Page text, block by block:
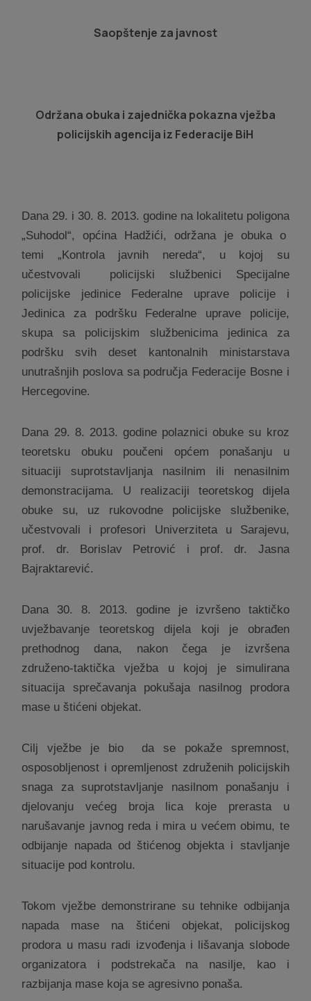
Saopštenje za javnost
Održana obuka i zajednička pokazna vježba
policijskih agencija iz Federacije BiH
Dana 29. i 30. 8. 2013. godine na lokalitetu poligona
„Suhodol“, općina Hadžići, održana je obuka o
temi „Kontrola javnih nereda“, u kojoj su
učestvovali
policijski službenici Specijalne
policijske jedinice Federalne uprave policije i
Jedinica za podršku Federalne uprave policije,
skupa sa policijskim službenicima jedinica za
podršku svih deset kantonalnih ministarstava
unutrašnjih poslova sa područja Federacije Bosne i
Hercegovine.
Dana 29. 8. 2013. godine polaznici obuke su kroz
teoretsku obuku poučeni općem ponašanju u
situaciji suprotstavljanja nasilnim ili nenasilnim
demonstracijama. U realizaciji teoretskog dijela
obuke su, uz rukovodne policijske službenike,
učestvovali i profesori Univerziteta u Sarajevu,
prof. dr. Borislav Petrović i prof. dr. Jasna
Bajraktarević.
Dana 30. 8. 2013. godine je izvršeno taktičko
uvježbavanje teoretskog dijela koji je obrađen
prethodnog dana, nakon čega je izvršena
združeno-taktička vježba u kojoj je simulirana
situacija sprečavanja pokušaja nasilnog prodora
mase u štićeni objekat.
Cilj vježbe je bio
da se pokaže spremnost,
osposobljenost i opremljenost združenih policijskih
snaga za suprotstavljanje nasilnom ponašanju i
djelovanju većeg broja lica koje prerasta u
narušavanje javnog reda i mira u većem obimu, te
odbijanje napada od štićenog objekta i stavljanje
situacije pod kontrolu.
Tokom vježbe demonstrirane su tehnike odbijanja
napada mase na štićeni objekat, policijskog
prodora u masu radi izvođenja i lišavanja slobode
organizatora i podstrekača na nasilje, kao i
razbijanja mase koja se agresivno ponaša.